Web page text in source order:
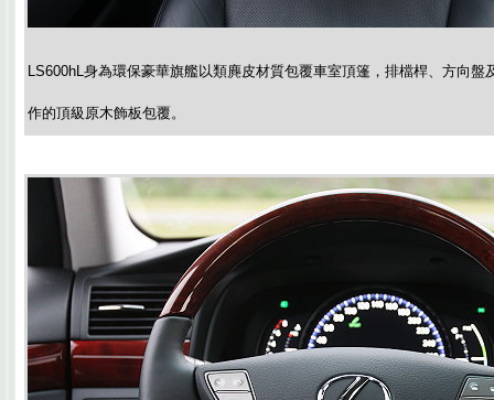
LS600hL身為環保豪華旗艦以類麂皮材質包覆車室頂篷，排檔桿、方向盤
作的頂級原木飾板包覆。